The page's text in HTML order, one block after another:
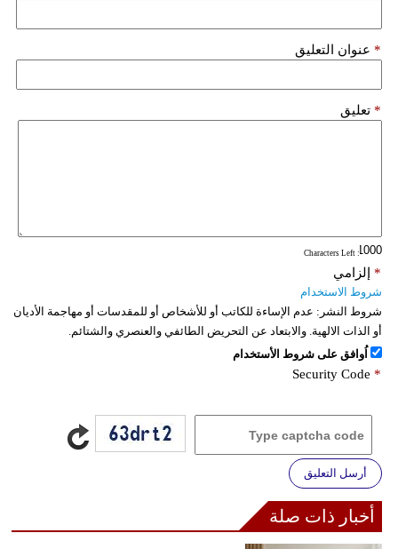
عنوان التعليق *
تعليق *
: Characters Left
إلزامي *
شروط الاستخدام
شروط النشر: عدم الإساءة للكاتب أو للأشخاص أو للمقدسات أو مهاجمة الأديان
أو الذات الالهية. والابتعاد عن التحريض الطائفي والعنصري والشتائم.
اُوافق على شروط الأستخدام
Security Code *
أرسل التعليق
أخبار ذات صلة